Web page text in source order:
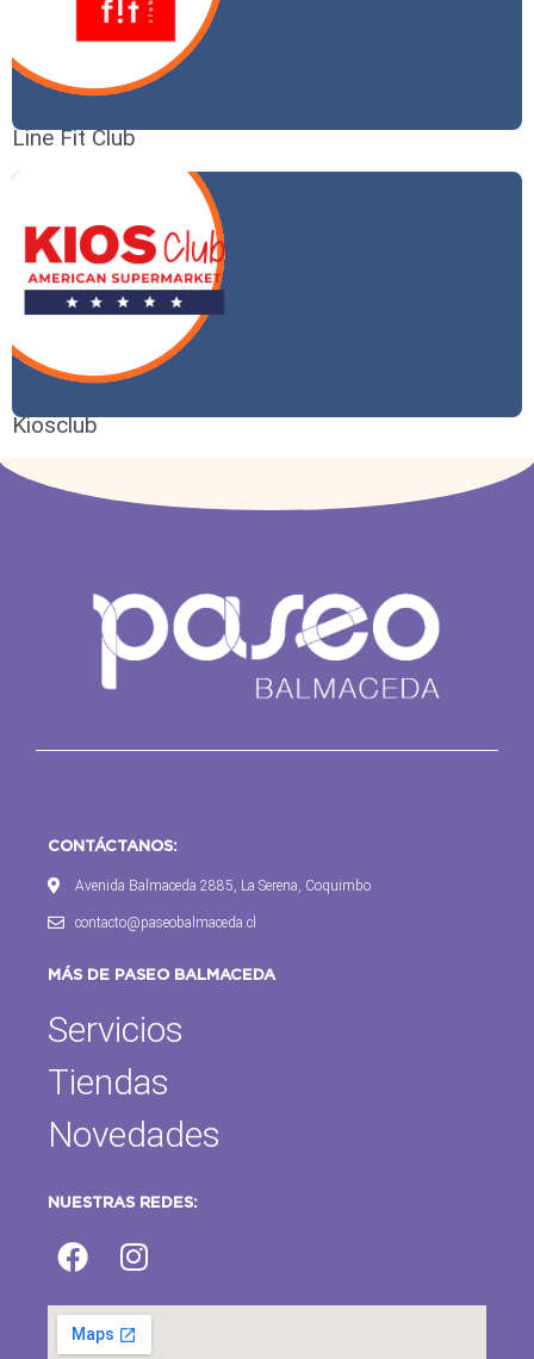
Line Fit Club
Kiosclub
CONTÁCTANOS:
Avenida Balmaceda 2885, La Serena, Coquimbo
contacto@paseobalmaceda.cl
MÁS DE PASEO BALMACEDA
Servicios
Tiendas
Novedades
NUESTRAS REDES: